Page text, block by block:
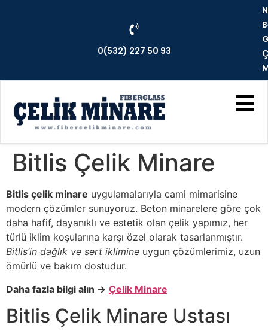
0(532) 227 50 93
Bitlis Çelik Minare
Bitlis çelik minare uygulamalarıyla cami mimarisine
modern çözümler sunuyoruz. Beton minarelere göre çok
daha hafif, dayanıklı ve estetik olan çelik yapımız, her
türlü iklim koşularına karşı özel olarak tasarlanmıştır.
Bitlis’in dağlık ve sert iklimine uygun çözümlerimiz, uzun
ömürlü ve bakım dostudur.
Daha fazla bilgi alın → Çelik Minare
Bitlis Çelik Minare Ustası